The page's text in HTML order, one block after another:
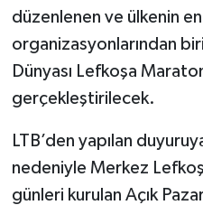
düzenlenen ve ülkenin
organizasyonlarından
Dünyası Lefkoşa
gerçekleştirilecek.
LTB’den yapılan
nedeniyle Merkez
günleri kurulan Açık